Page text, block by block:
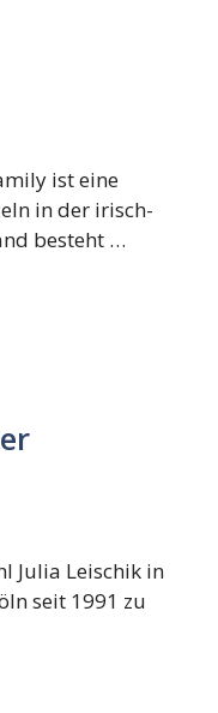
ist eine
in der irisch-
besteht …
Julia Leischik in
seit 1991 zu